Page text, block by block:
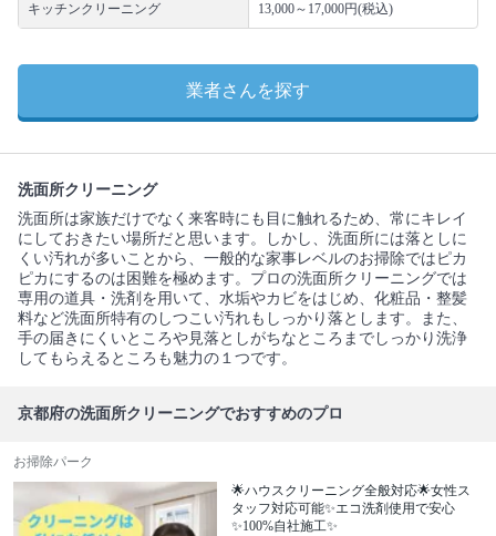
キッチンクリーニング 13,000～17,000円(税込)
業者さんを探す
洗面所クリーニング
洗面所は家族だけでなく来客時にも目に触れるため、常にキレイ
にしておきたい場所だと思います。しかし、洗面所には落としに
くい汚れが多いことから、一般的な家事レベルのお掃除ではピカ
ピカにするのは困難を極めます。プロの洗面所クリーニングでは
専用の道具・洗剤を用いて、水垢やカビをはじめ、化粧品・整髪
料など洗面所特有のしつこい汚れもしっかり落とします。また、
手の届きにくいところや見落としがちなところまでしっかり洗浄
してもらえるところも魅力の１つです。
京都府の洗面所クリーニングでおすすめのプロ
お掃除パーク
🌟ハウスクリーニング全般対応🌟女性ス
タッフ対応可能✨エコ洗剤使用で安心
✨100%自社施工✨